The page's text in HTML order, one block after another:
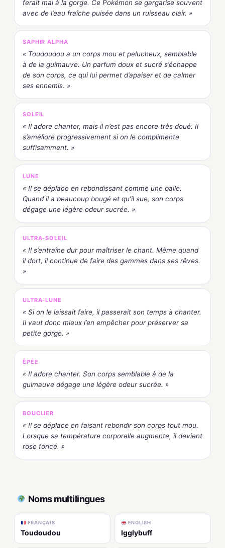
ferait mal à la gorge. Ce Pokémon se gargarise souvent
avec de l’eau fraîche puisée dans un ruisseau clair. »
SAPHIR ALPHA
« Toudoudou a un corps mou et pelucheux, semblable
à de la guimauve. Un parfum doux et sucré s’échappe
de son corps, ce qui lui permet d’apaiser et de calmer
ses ennemis. »
SOLEIL
« Il adore chanter, mais il n’est pas encore très doué. Il
s’améliore progressivement si on le complimente
suffisamment. »
LUNE
« Il se déplace en rebondissant comme une balle.
Quand il a beaucoup bougé et qu’il sue, son corps
dégage une légère odeur sucrée. »
ULTRA-SOLEIL
« Il s’entraîne dur pour maîtriser le chant. Même quand
il dort, il continue de faire des gammes dans ses rêves.
»
ULTRA-LUNE
« Si on le laissait faire, il passerait son temps à chanter.
Il vaut donc mieux l’en empêcher pour préserver sa
petite gorge. »
ÉPÉE
« Il adore chanter. Son corps semblable à de la
guimauve dégage une légère odeur sucrée. »
BOUCLIER
« Il se déplace en faisant rebondir son corps tout mou.
Lorsque sa température corporelle augmente, il devient
rose foncé. »
Noms multilingues
FRANÇAIS
Toudoudou
ENGLISH
Igglybuff